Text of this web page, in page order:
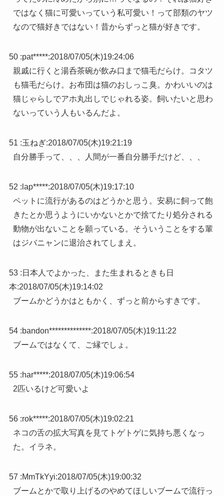
ではなく猫に可愛いっていう私可愛い！って部類のヤツ
なので猫好きではない！昔からずっと猫が好きです。
50 :pat*****:2018/07/05(木)19:24:06
親戚に行くと湯呑茶碗が飲み口まで猫毛だらけ。コタツ
も猫毛だらけ。お布団は猫のおしっこ臭。かわいいのは
猫じゃらしでアホ丸出しでじゃれる姿。飼いたいと思わ
ないっていう人もいるんだよ。
51 :玉ねぎ:2018/07/05(木)19:21:19
自分勝手って、、、人間が一番自分勝手だけど、、、
52 : lap*****:2018/07/05(木)19:17:10
ペットに流行があるのはどうかと思う。安易に飼って飽
きたとか思うようにいかないとかで捨てたり処分される
動物が出ないことを願っている。そういうことをする輩
はジバニャンに退治されてしまえ。
53 : 日本人でよかった、また生まれるときも日
本:2018/07/05(木)19:14:02
ブームかどうかはともかく、ずっと前からすきです。
54 :bandon**************:2018/07/05(木)19:11:22
ブームではなくて、ご縁でしょ。
55 :har*****:2018/07/05(木)19:06:54
2匹いるけど可愛いよ
56 :rok*****:2018/07/05(木)19:02:21
ネコの舌の拡大写真を見てトゲトゲに気持ち悪くなっ
た。イラネ。
57 :MmTkYyi:2018/07/05(木)19:00:32
ブームとかで取り上げるのやめてほしいブームで流行っ